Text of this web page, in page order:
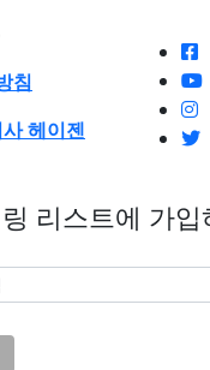
침
헤이젠
리스트에 가입